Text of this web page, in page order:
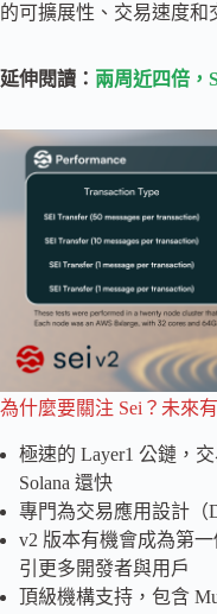
的可擴展性、交易速度和
延伸閱讀： 兩周近四倍，
為什麼要關注 Sei？未來
極速的 Layer1 公鏈，
Solana 還快
專門為交易應用設計（
v2 版本有機會成為第
引更多開發者與用戶
頂級機構支持，包含